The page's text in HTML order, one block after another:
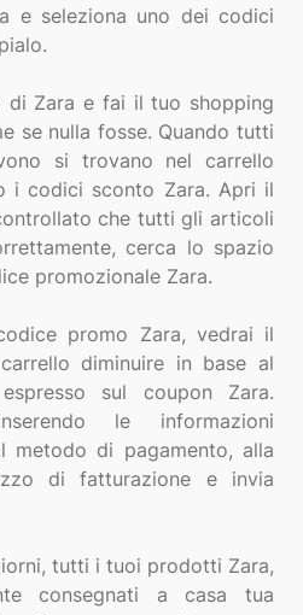
e seleziona uno dei codici
di Zara e fai il tuo shopping
se nulla fosse. Quando tutti
si trovano nel carrello
i codici sconto Zara. Apri il
che tutti gli articoli
cerca lo spazio
promozionale Zara.
promo Zara, vedrai il
diminuire in base al
sul coupon Zara.
le informazioni
metodo di pagamento, alla
di fatturazione e invia
tutti i tuoi prodotti Zara,
consegnati a casa tua